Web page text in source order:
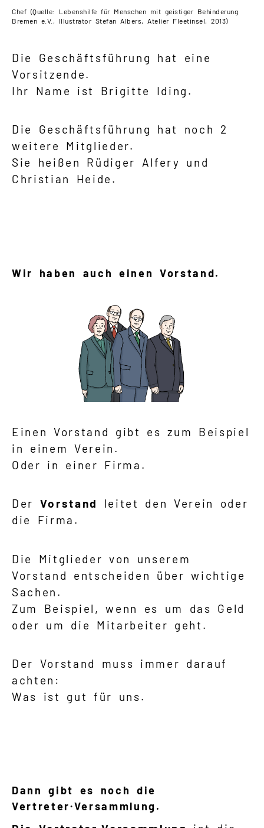
Chef (Quelle: Lebenshilfe für Menschen mit geistiger Behinderung
Bremen e.V., Illustrator Stefan Albers, Atelier Fleetinsel, 2013)
Die Geschäftsführung hat eine
Vorsitzende.
Ihr Name ist Brigitte Iding.
Die Geschäftsführung hat noch 2
weitere Mitglieder.
Sie heißen Rüdiger Alfery und
Christian Heide.
Wir haben auch einen Vorstand.
Einen Vorstand gibt es zum Beispiel
in einem Verein.
Oder in einer Firma.
Der Vorstand
leitet den Verein oder
die Firma.
Die Mitglieder von unserem
Vorstand entscheiden über wichtige
Sachen.
Zum Beispiel, wenn es um das Geld
oder um die Mitarbeiter geht.
Der Vorstand muss immer darauf
achten:
Was ist gut für uns.
Dann gibt es noch die
Vertreter·Versammlung.